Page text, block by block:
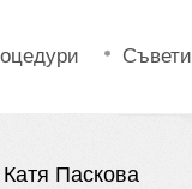
Съвети
Паскова